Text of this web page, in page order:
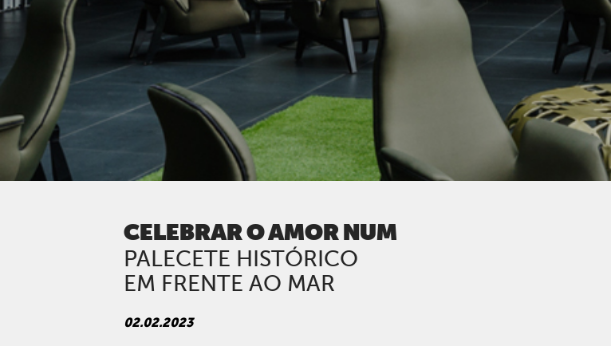
CELEBRAR O AMOR NUM
PALECETE HISTÓRICO
EM FRENTE AO MAR
02.02.2023